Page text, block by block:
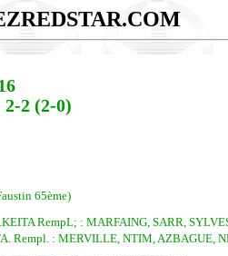
2 (2-0)
65ème)
RempL; : MARFAING, SARR,
Rempl. : MERVILLE, NTIM, AZBAGUE,